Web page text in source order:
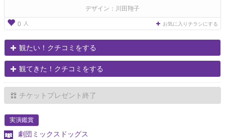
デザイン：川田翔子
0 人 お気に入りチラシにする
観たい！クチコミをする
観てきた！クチコミをする
チケットプレゼント終了
実演鑑賞
劇団ミックスドッグス